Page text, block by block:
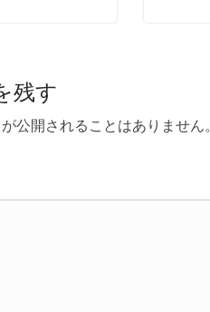
残す
公開されることはありません。